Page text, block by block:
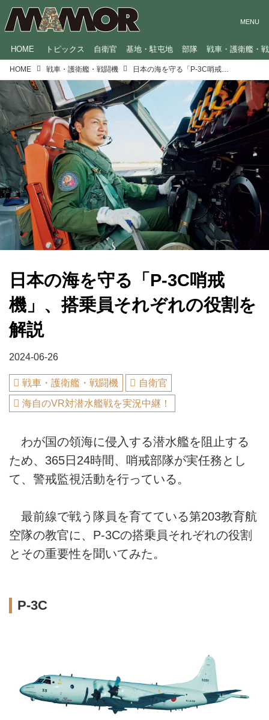
HOME トピックス 自衛官 基地・駐屯地 部隊 戦車・護衛艦・
HOME 戦車・護衛艦・戦闘機
日本の海を守る「P-3C哨戒
機」、搭乗員それぞれの役割を
解説
2024-06-26
戦車・護衛艦・戦闘機
自衛官
海自のVR対潜水艦戦を実況中継！
わが国の領海に侵入する潜水艦を阻止する
ため、365日24時間、哨戒部隊が実任務とし
て、警戒監視活動を行っている。
最前線で戦う隊員を育てている第203教育航
空隊の教官に、P-3Cの搭乗員それぞれの役割
とその重要性を聞いてみた。
P-3C